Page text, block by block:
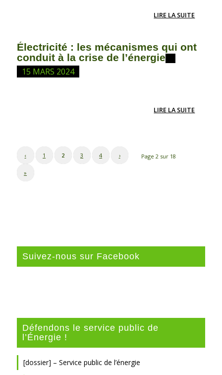
LIRE LA SUITE
Électricité : les mécanismes qui ont
conduit à la crise de l’énergie
15 MARS 2024
LIRE LA SUITE
Page 2 sur 18
‹ 1 2 3 4 ›
»
Suivez-nous sur Facebook
Défendons le service public de
l’Énergie !
[dossier] – Service public de l’énergie